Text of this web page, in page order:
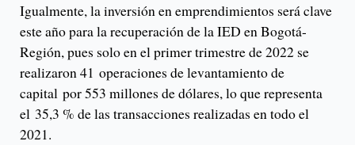
Igualmente, la inversión en emprendimientos será clave
este año para la recuperación de la IED en Bogotá-
Región, pues solo en el primer trimestre de 2022 se
realizaron 41 operaciones de levantamiento de
capital por 553 millones de dólares, lo que representa
el 35,3 % de las transacciones realizadas en todo el
2021.